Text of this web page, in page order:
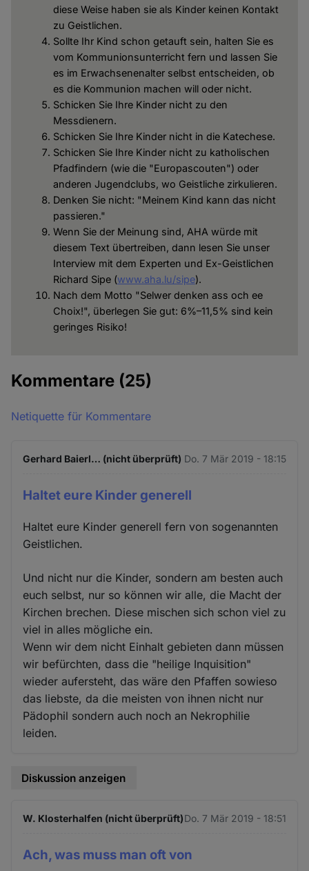
diese Weise haben sie als Kinder keinen Kontakt
zu Geistlichen.
Sollte Ihr Kind schon getauft sein, halten Sie es
vom Kommunionsunterricht fern und lassen Sie
es im Erwachsenenalter selbst entscheiden, ob
es die Kommunion machen will oder nicht.
Schicken Sie Ihre Kinder nicht zu den
Messdienern.
Schicken Sie Ihre Kinder nicht in die Katechese.
Schicken Sie Ihre Kinder nicht zu katholischen
Pfadfindern (wie die "Europascouten") oder
anderen Jugendclubs, wo Geistliche zirkulieren.
Denken Sie nicht: "Meinem Kind kann das nicht
passieren."
Wenn Sie der Meinung sind, AHA würde mit
diesem Text übertreiben, dann lesen Sie unser
Interview mit dem Experten und Ex-Geistlichen
Richard Sipe (www.aha.lu/sipe).
Nach dem Motto "Selwer denken ass och ee
Choix!", überlegen Sie gut: 6%–11,5% sind kein
geringes Risiko!
Kommentare (25)
Netiquette für Kommentare
Gerhard Baierl… (nicht überprüft) Do. 7 Mär 2019 - 18:15
Haltet eure Kinder generell
Haltet eure Kinder generell fern von sogenannten
Geistlichen.
Und nicht nur die Kinder, sondern am besten auch
euch selbst, nur so können wir alle, die Macht der
Kirchen brechen. Diese mischen sich schon viel zu
viel in alles mögliche ein.
Wenn wir dem nicht Einhalt gebieten dann müssen
wir befürchten, dass die "heilige Inquisition"
wieder aufersteht, das wäre den Pfaffen sowieso
das liebste, da die meisten von ihnen nicht nur
Pädophil sondern auch noch an Nekrophilie
leiden.
Diskussion anzeigen
W. Klosterhalfen (nicht überprüft)Do. 7 Mär 2019 - 18:51
Ach, was muss man oft von